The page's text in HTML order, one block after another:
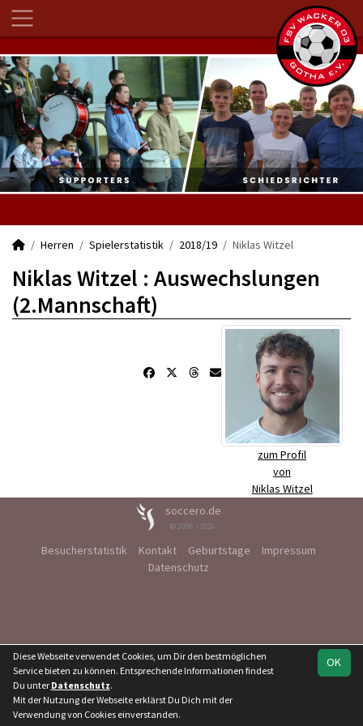
Herren Spielerstatistik 2018/19 Niklas Witzel
Niklas Witzel : Auswechslungen
(2.Mannschaft)
zum Profil
von
Niklas Witzel
soccero.de
© 2006 - 2026
Besucherstatistik Kontakt Geburtstage
Impressum
Datenschutz
OK
Diese Webseite verwendet Cookies, um Dir den bestmöglichen
Service bieten zu können. Entsprechende Informationen findest
Du unter Datenschutz.
Mit der Nutzung der Webseite erklärst Du Dich mit der
Verwendung von Cookies einverstanden.